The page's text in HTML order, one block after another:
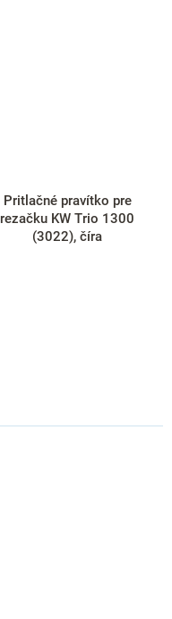
Pritlačné pravítko pre
rezačku KW Trio 1300
(3022), číra